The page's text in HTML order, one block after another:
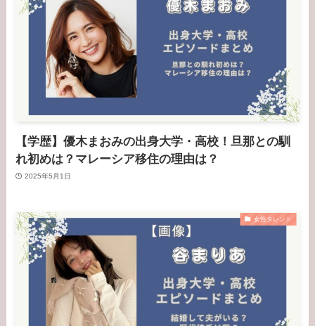
【学歴】優木まおみの出身大学・高校！旦那との馴
れ初めは？マレーシア移住の理由は？
2025年5月1日
女性タレント